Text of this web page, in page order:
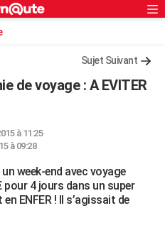
Sujet Suivant
de voyage : A EVITER
à 11:25
à 09:28
week-end avec voyage
pour 4 jours dans un super
ENFER ! Il s’agissait de